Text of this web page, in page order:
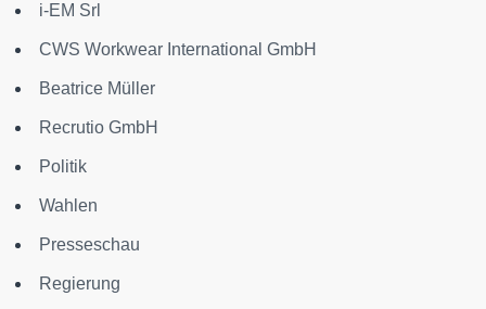
i-EM Srl
CWS Workwear International GmbH
Beatrice Müller
Recrutio GmbH
Politik
Wahlen
Presseschau
Regierung